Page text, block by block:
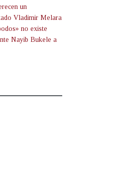
un
Vladimir Melara
no existe
Nayib Bukele a